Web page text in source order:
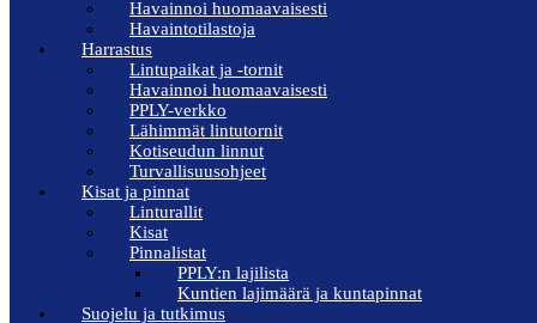
Havainnoi huomaavaisesti
Havaintotilastoja
Harrastus
Lintupaikat ja -tornit
Havainnoi huomaavaisesti
PPLY-verkko
Lähimmät lintutornit
Kotiseudun linnut
Turvallisuusohjeet
Kisat ja pinnat
Linturallit
Kisat
Pinnalistat
PPLY:n lajilista
Kuntien lajimäärä ja kuntapinnat
Suojelu ja tutkimus